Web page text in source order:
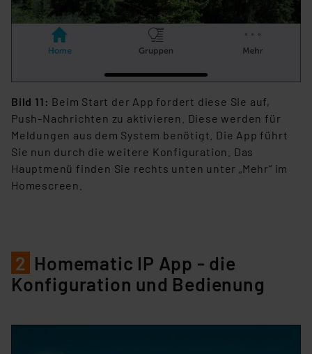
Bild 11: Beim Start der App fordert diese Sie auf,
Push-Nachrichten zu aktivieren. Diese werden für
Meldungen aus dem System benötigt. Die App führt
Sie nun durch die weitere Konfiguration. Das
Hauptmenü finden Sie rechts unten unter „Mehr“ im
Homescreen.
2 Homematic IP App - die
Konfiguration und Bedienung